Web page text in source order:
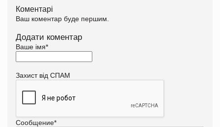
Коментарі
Ваш коментар буде першим.
Додати коментар
Ваше імя*
Захист від СПАМ
Сообщение*